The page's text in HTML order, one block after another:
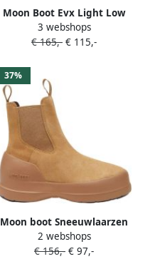
Moon Boot Evx Light Low
Nylon Laarzen Zwart Vrouw
3 webshops
€ 165,- € 115,-
37%
Moon boot Sneeuwlaarzen
MB Luna Chelsea Suède
Beige Heren
2 webshops
€ 156,- € 97,-